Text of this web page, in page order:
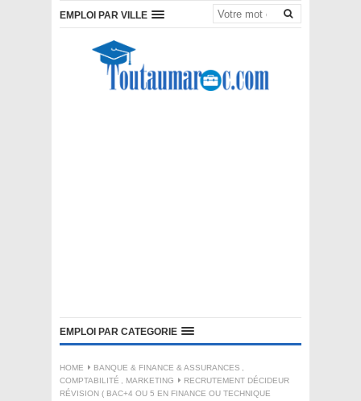
EMPLOI PAR VILLE
EMPLOI PAR CATEGORIE
HOME BANQUE & FINANCE & ASSURANCES ,
COMPTABILITÉ , MARKETING
RECRUTEMENT DÉCIDEUR
RÉVISION ( BAC+4 OU 5 EN FINANCE OU TECHNIQUE